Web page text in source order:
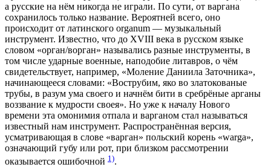
а русские на нём никогда не играли. По сути, от варгана
сохранилось только название. Вероятней всего, оно
происходит от латинского organum — музыкальный
инструмент. Известно, что до XVIII века в русском языке
словом «орган/ворган» назывались разные инструменты, в
том числе ударные военные, наподобие литавров, о чём
свидетельствует, например, «Моление Даниила Заточника»,
начинающееся словами: «Вострубим, яко во златокованые
трубы, в разум ума своего и начнём бити в сребрёные арганы
воззвание к мудрости своея». Но уже к началу Нового
времени эта омонимия отпала и варганом стал называться
известный нам инструмент. Распространённая версия,
усматривающая в слове «варган» польский корень «warga»,
означающий губу или рот, при близком рассмотрении
оказывается ошибочной 1).